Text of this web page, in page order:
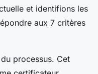
et identifions les
aux 7 critères
processus. Cet